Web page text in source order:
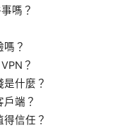
嗎？
？
？
什麼？
端？
信任？